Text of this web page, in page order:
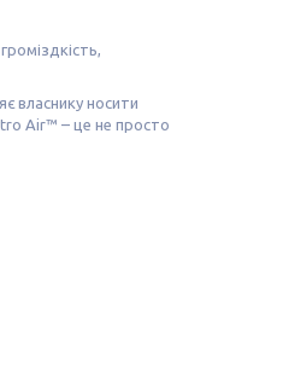
власнику носити
Air™ – це не просто